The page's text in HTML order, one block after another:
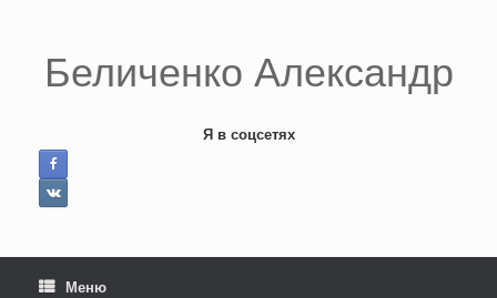
Беличенко Александр
Я в соцсетях
Меню